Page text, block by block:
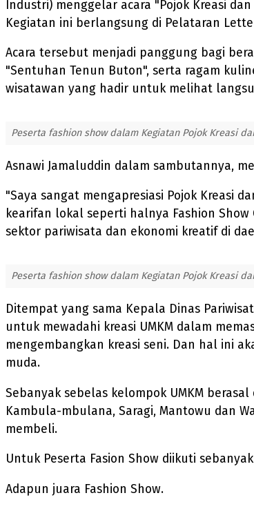
Industri) menggelar acara "Pojok Kreasi
Kegiatan ini berlangsung di Pelataran
Acara tersebut menjadi panggung bagi
"Sentuhan Tenun Buton", serta ragam
wisatawan yang hadir untuk melihat
Peserta fashion show dalam Kegiatan Pojok Kreasi
Asnawi Jamaluddin dalam sambutannya,
"Saya sangat mengapresiasi Pojok Kreasi
kearifan lokal seperti halnya Fashion
sektor pariwisata dan ekonomi kreatif di
Peserta fashion show dalam Kegiatan Pojok Kreasi
Ditempat yang sama Kepala Dinas
untuk mewadahi kreasi UMKM dalam
mengembangkan kreasi seni. Dan hal ini
muda.
Sebanyak sebelas kelompok UMKM
Kambula-mbulana, Saragi, Mantowu dan
membeli.
Untuk Peserta Fasion Show diikuti
Adapun juara Fashion Show.